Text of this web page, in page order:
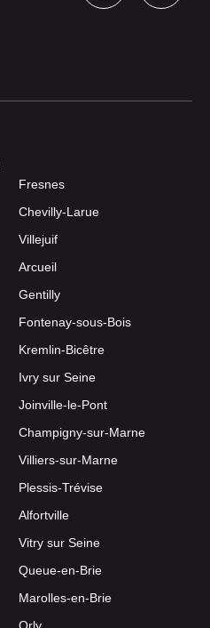
Fresnes
Chevilly-Larue
Villejuif
Arcueil
Gentilly
Fontenay-sous-Bois
Kremlin-Bicêtre
Ivry sur Seine
Joinville-le-Pont
Champigny-sur-Marne
Villiers-sur-Marne
Plessis-Trévise
Alfortville
Vitry sur Seine
Queue-en-Brie
Marolles-en-Brie